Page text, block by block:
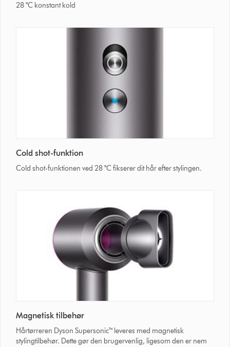
28 °C konstant kold
Cold shot-funktion
Cold shot-funktionen ved 28 °C fikserer dit hår efter stylingen.
Magnetisk tilbehør
Hårtørreren Dyson Supersonic™ leveres med magnetisk
stylingtilbehør. Dette gør den brugervenlig, ligesom den er nem